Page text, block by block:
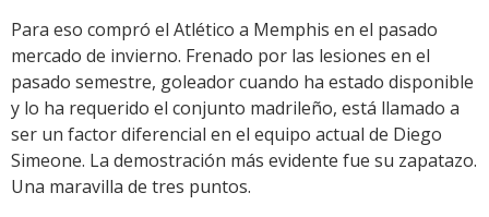
Para eso compró el Atlético a Memphis en el pasado
mercado de invierno. Frenado por las lesiones en el
pasado semestre, goleador cuando ha estado disponible
y lo ha requerido el conjunto madrileño, está llamado a
ser un factor diferencial en el equipo actual de Diego
Simeone. La demostración más evidente fue su zapatazo.
Una maravilla de tres puntos.